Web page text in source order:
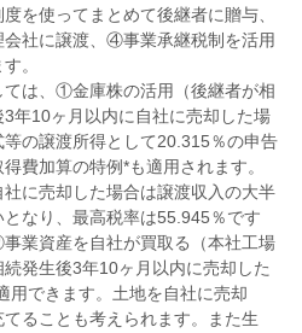
を使ってまとめて後継者に贈与、
社に譲渡、④事業承継税制を活用
。
は、①金庫株の活用（後継者が相
年10ヶ月以内に自社に売却した場
の譲渡所得として20.315％の申告
費加算の特例*も適用されます。
に売却した場合は譲渡収入の大半
なり、最高税率は55.945％です
業資産を自社が買取る（本社工場
発生後3年10ヶ月以内に売却した
用できます。土地を自社に売却
ることも考えられます。また生